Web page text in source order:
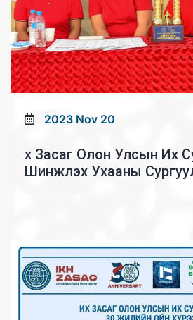
2023 Nov 20
x Засаг Олон Улсын Иx
Шинжлэх Ухааны